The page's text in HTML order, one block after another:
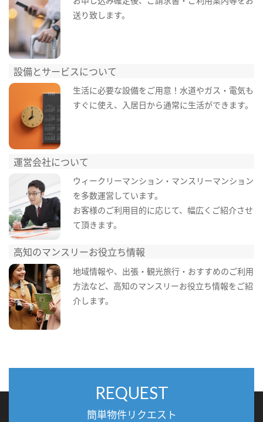
送り致します。
設備とサービスについて
生活に必要な設備をご用意！水道やガス・電気も
すぐに使え、入居日から通常に生活ができます。
運営会社について
ウィークリーマンション・マンスリーマンション
を多数運営しています。
お客様のご利用目的に応じて、幅広くご紹介させ
て頂きます。
高知のマンスリーお役立ち情報
地域情報や、出張・観光旅行・おすすめのご利用
方法など、高知のマンスリーお役立ち情報をご紹
介します。
REQUEST
簡単物件リクエスト